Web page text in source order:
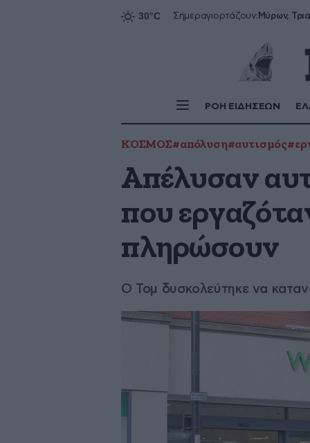
Σήμεραγιορτάζουν:
ΡΟΗ ΕΙΔΗΣΕΩΝ
ΚΟΣΜΟΣ#απόλυση#αυτισμός
Απέλυσαν
που
πληρώσουν
Ο Τομ δυσκολεύτηκε να